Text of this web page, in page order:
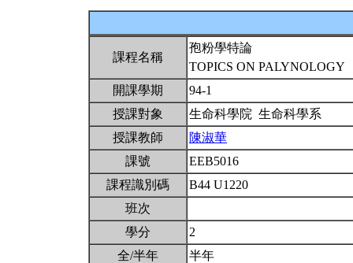
課程名稱
孢粉學特論
TOPICS ON PALYNOLOGY
開課學期
94-1
授課對象
生命科學院 生命科學系
授課教師
陳淑華
課號
EEB5016
課程識別碼
B44 U1220
班次
學分
2
全/半年
半年